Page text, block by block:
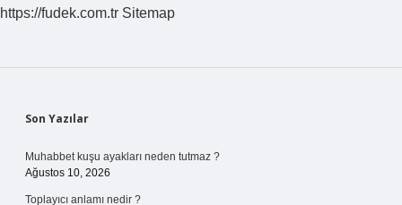
https://fudek.com.tr Sitemap
Sidebar
Son Yazılar
Muhabbet kuşu ayakları neden tutmaz ?
Ağustos 10, 2026
Toplayıcı anlamı nedir ?